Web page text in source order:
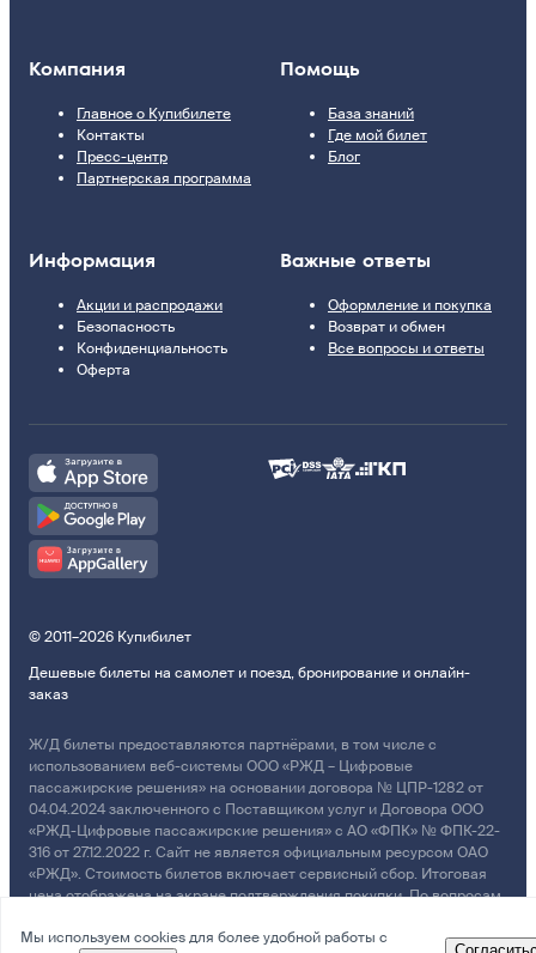
Компания
Главное о Купибилете
Контакты
Пресс-центр
Партнерская программа
Помощь
База знаний
Где мой билет
Блог
Информация
Акции и распродажи
Безопасность
Конфиденциальность
Оферта
Важные ответы
Оформление и покупка
Возврат и обмен
Все вопросы и ответы
© 2011–2026 Купибилет
Дешевые билеты на самолет и поезд, бронирование и онлайн-
заказ
Ж/Д билеты предоставляются партнёрами, в том числе с
использованием веб-системы ООО «РЖД – Цифровые
пассажирские решения» на основании договора № ЦПР-1282 от
04.04.2024 заключенного с Поставщиком услуг и Договора ООО
«РЖД-Цифровые пассажирские решения» с АО «ФПК» № ФПК-22-
316 от 27.12.2022 г. Сайт не является официальным ресурсом ОАО
«РЖД». Стоимость билетов включает сервисный сбор. Итоговая
цена отображена на экране подтверждения покупки. По вопросам
возмещении убытков просим обращаться в Службу Заботы.
Мы используем cookies для более удобной работы с